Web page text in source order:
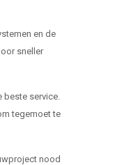
en de
sneller
beste service.
tegemoet te
nood